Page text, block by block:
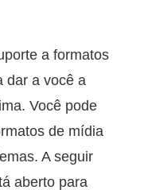
a formatos
dar a você a
Você pode
de mídia
A seguir
aberto para